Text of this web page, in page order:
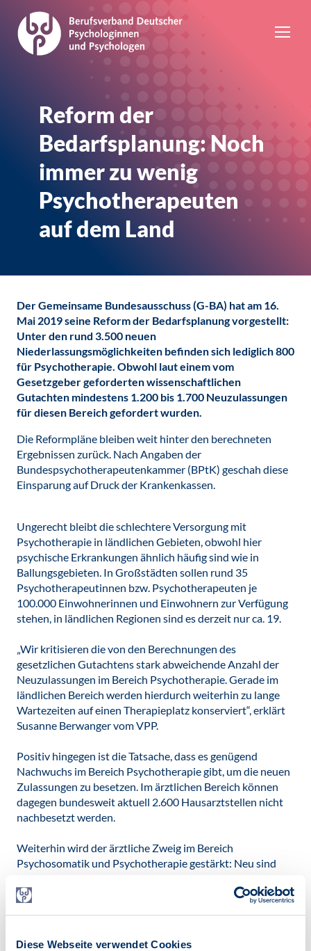
Diese Webseite verwendet Cookies
Reform der
Bedarfsplanung: Noch
immer zu wenig
Psychotherapeuten
auf dem Land
Der Gemeinsame Bundesausschuss (G-BA) hat am 16.
Mai 2019 seine Reform der Bedarfsplanung vorgestellt:
Unter den rund 3.500 neuen
Niederlassungsmöglichkeiten befinden sich lediglich 800
für Psychotherapie. Obwohl laut einem vom
Gesetzgeber geforderten wissenschaftlichen
Gutachten mindestens 1.200 bis 1.700 Neuzulassungen
für diesen Bereich gefordert wurden.
Die Reformpläne bleiben weit hinter den berechneten
Ergebnissen zurück. Nach Angaben der
Bundespsychotherapeutenkammer (BPtK) geschah diese
Einsparung auf Druck der Krankenkassen.
Ungerecht bleibt die schlechtere Versorgung mit
Psychotherapie in ländlichen Gebieten, obwohl hier
psychische Erkrankungen ähnlich häufig sind wie in
Ballungsgebieten. In Großstädten sollen rund 35
Psychotherapeutinnen bzw. Psychotherapeuten je
100.000 Einwohnerinnen und Einwohnern zur Verfügung
stehen, in ländlichen Regionen sind es derzeit nur ca. 19.
„Wir kritisieren die von den Berechnungen des
gesetzlichen Gutachtens stark abweichende Anzahl der
Neuzulassungen im Bereich Psychotherapie. Gerade im
ländlichen Bereich werden hierdurch weiterhin zu lange
Wartezeiten auf einen Therapieplatz konserviert“, erklärt
Susanne Berwanger vom VPP.
Positiv hingegen ist die Tatsache, dass es genügend
Nachwuchs im Bereich Psychotherapie gibt, um die neuen
Zulassungen zu besetzen. Im ärztlichen Bereich können
dagegen bundesweit aktuell 2.600 Hausarztstellen nicht
nachbesetzt werden.
Weiterhin wird der ärztliche Zweig im Bereich
Psychosomatik und Psychotherapie gestärkt: Neu sind
psychosomatische Medizin und Psychotherapie. In
gesperrten Bereich niederlassen. Für Fachgebiete wie